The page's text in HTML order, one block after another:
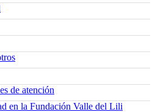
de atención
en la Fundación Valle del Lili